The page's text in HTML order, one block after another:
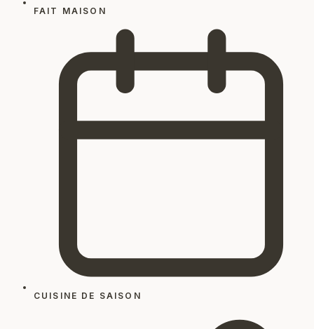
FAIT MAISON
CUISINE DE SAISON